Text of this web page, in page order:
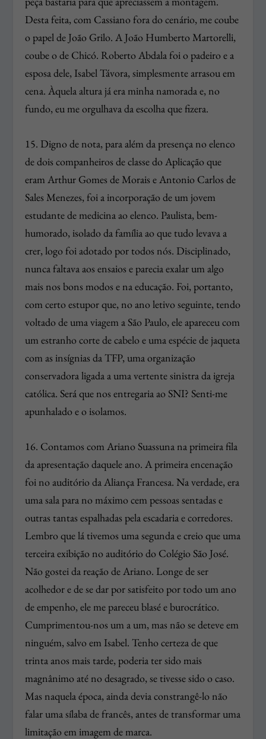
Desta feita, com Cassiano fora do cenário, me coube
o papel de João Grilo. A João Humberto Martorelli,
coube o de Chicó. Roberto Abdala foi o padeiro e a
esposa dele, Isabel Távora, simplesmente arrasou em
cena. Àquela altura já era minha namorada e, no
fundo, eu me orgulhava da escolha que fizera.
15. Digno de nota, para além da presença no elenco
de dois companheiros de classe do Aplicação que
eram Arthur Gomes de Morais e Antonio Carlos de
Sales Menezes, foi a incorporação de um jovem
estudante de medicina ao elenco. Paulista, bem-
humorado, isolado da família ao que tudo levava a
crer, logo foi adotado por todos nós. Disciplinado,
nunca faltava aos ensaios e parecia exalar um algo
mais nos bons modos e na educação. Foi, portanto,
com certo estupor que, no ano letivo seguinte, tendo
voltado de uma viagem a São Paulo, ele apareceu com
um estranho corte de cabelo e uma espécie de jaqueta
com as insígnias da TFP, uma organização
conservadora ligada a uma vertente sinistra da igreja
católica. Será que nos entregaria ao SNI? Senti-me
apunhalado e o isolamos.
16. Contamos com Ariano Suassuna na primeira fila
da apresentação daquele ano. A primeira encenação
foi no auditório da Aliança Francesa. Na verdade, era
uma sala para no máximo cem pessoas sentadas e
outras tantas espalhadas pela escadaria e corredores.
Lembro que lá tivemos uma segunda e creio que uma
terceira exibição no auditório do Colégio São José.
Não gostei da reação de Ariano. Longe de ser
acolhedor e de se dar por satisfeito por todo um ano
de empenho, ele me pareceu blasé e burocrático.
Cumprimentou-nos um a um, mas não se deteve em
ninguém, salvo em Isabel. Tenho certeza de que
trinta anos mais tarde, poderia ter sido mais
magnânimo até no desagrado, se tivesse sido o caso.
Mas naquela época, ainda devia constrangê-lo não
falar uma sílaba de francês, antes de transformar uma
limitação em imagem de marca.